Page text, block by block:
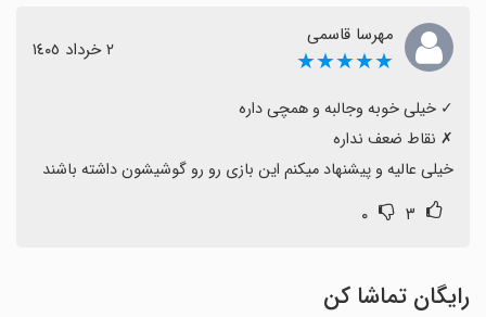
مهرسا قاسمی
★★★★★ ٢ خرداد ١٤٠٥
خیلی عالیه و پیشنهاد میکنم این بازی رو رو گوشیشون داشته باشند
۳ ۰
رایگان تماشا کن